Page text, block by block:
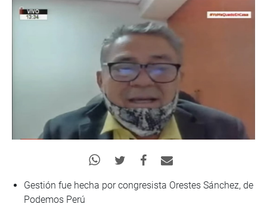
Gestión fue hecha por congresista Orestes Sánchez, de
Podemos Perú